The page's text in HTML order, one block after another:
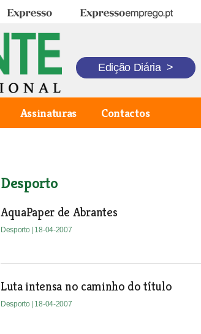
Expresso Expresso Emprego
Edição Diária >
Assinaturas Contactos
Desporto
AquaPaper de Abrantes
Desporto | 18-04-2007
Luta intensa no caminho do título
Desporto | 18-04-2007